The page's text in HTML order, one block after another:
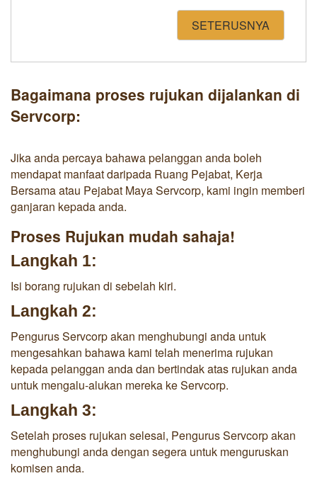
SETERUSNYA
Bagaimana proses rujukan dijalankan di
Servcorp:
Jika anda percaya bahawa pelanggan anda boleh
mendapat manfaat daripada Ruang Pejabat, Kerja
Bersama atau Pejabat Maya Servcorp, kami ingin memberi
ganjaran kepada anda.
Proses Rujukan mudah sahaja!
Langkah 1:
Isi borang rujukan di sebelah kiri.
Langkah 2:
Pengurus Servcorp akan menghubungi anda untuk
mengesahkan bahawa kami telah menerima rujukan
kepada pelanggan anda dan bertindak atas rujukan anda
untuk mengalu-alukan mereka ke Servcorp.
Langkah 3:
Setelah proses rujukan selesai, Pengurus Servcorp akan
menghubungi anda dengan segera untuk menguruskan
komisen anda.